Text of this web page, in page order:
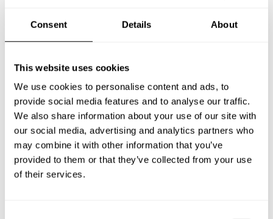
Consent Details About
This website uses cookies
We use cookies to personalise content and ads, to
provide social media features and to analyse our traffic.
We also share information about your use of our site with
our social media, advertising and analytics partners who
may combine it with other information that you’ve
provided to them or that they’ve collected from your use
of their services.
¿Qué incluye un servicio de Chef a Domicilio en Rengo?
¿Cuánto cuesta un Chef a Domicilio en Rengo?
¿Cómo puedo reservar un Chef a Domicilio en Rengo?
¿Cómo puedo encontrar un Chef a Domicilio en Rengo?